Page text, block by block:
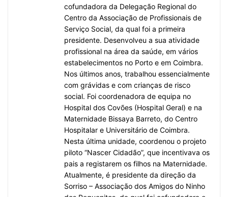
cofundadora da Delegação Regional do
Centro da Associação de Profissionais de
Serviço Social, da qual foi a primeira
presidente. Desenvolveu a sua atividade
profissional na área da saúde, em vários
estabelecimentos no Porto e em Coimbra.
Nos últimos anos, trabalhou essencialmente
com grávidas e com crianças de risco
social. Foi coordenadora de equipa no
Hospital dos Covões (Hospital Geral) e na
Maternidade Bissaya Barreto, do Centro
Hospitalar e Universitário de Coimbra.
Nesta última unidade, coordenou o projeto
piloto “Nascer Cidadão”, que incentivava os
pais a registarem os filhos na Maternidade.
Atualmente, é presidente da direção da
Sorriso – Associação dos Amigos do Ninho